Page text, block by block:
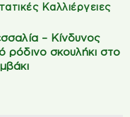
Καλλιέργειες
– Κίνδυνος
ρόδινο σκουλήκι στο